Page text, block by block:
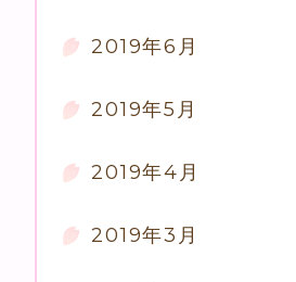
2019年6月
2019年5月
2019年4月
2019年3月